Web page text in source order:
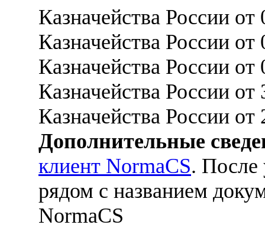
Казначейства России
Казначейства России
Казначейства России
Казначейства России
Казначейства России
Дополнительные
клиент NormaCS. После
рядом с названием
NormaCS